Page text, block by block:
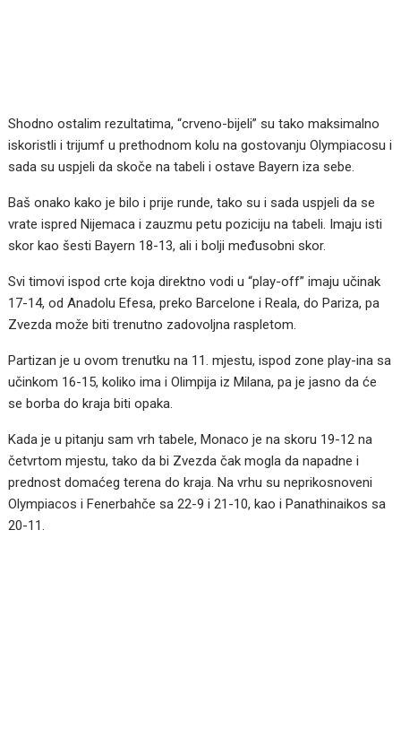
Shodno ostalim rezultatima, “crveno-bijeli” su tako maksimalno
iskoristli i trijumf u prethodnom kolu na gostovanju Olympiacosu i
sada su uspjeli da skoče na tabeli i ostave Bayern iza sebe.
Baš onako kako je bilo i prije runde, tako su i sada uspjeli da se
vrate ispred Nijemaca i zauzmu petu poziciju na tabeli. Imaju isti
skor kao šesti Bayern 18-13, ali i bolji međusobni skor.
Svi timovi ispod crte koja direktno vodi u “play-off” imaju učinak
17-14, od Anadolu Efesa, preko Barcelone i Reala, do Pariza, pa
Zvezda može biti trenutno zadovoljna raspletom.
Partizan je u ovom trenutku na 11. mjestu, ispod zone play-ina sa
učinkom 16-15, koliko ima i Olimpija iz Milana, pa je jasno da će
se borba do kraja biti opaka.
Kada je u pitanju sam vrh tabele, Monaco je na skoru 19-12 na
četvrtom mjestu, tako da bi Zvezda čak mogla da napadne i
prednost domaćeg terena do kraja. Na vrhu su neprikosnoveni
Olympiacos i Fenerbahče sa 22-9 i 21-10, kao i Panathinaikos sa
20-11.